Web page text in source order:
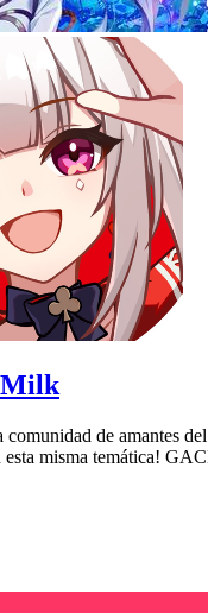
Milk
comunidad de amantes
esta misma temática!